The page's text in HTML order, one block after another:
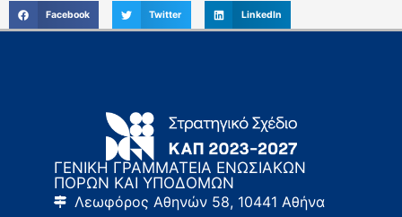
Facebook Twitter LinkedIn
ΓΕΝΙΚΗ ΓΡΑΜΜΑΤΕΙΑ ΕΝΩΣΙΑΚΩΝ
ΠΟΡΩΝ ΚΑΙ ΥΠΟΔΟΜΩΝ
Λεωφόρος Αθηνών 58, 10441 Αθήνα